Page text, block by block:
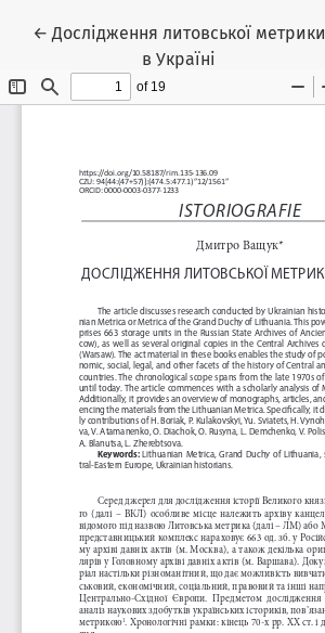
←Reveniți la detaliile articolului
Дослідження литовської метрики
в Україні